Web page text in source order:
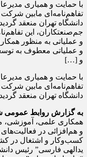
با حمایت و همیاری
تفاهم‌نامه‌ای مابین
دانشگاه تهران منعقد
جم‌صنعتکاران، این
و عملیاتی به منظور
و عملیاتی معطوف به
و […]
با حمایت و همیاری
تفاهم‌نامه‌ای مابین
دانشگاه تهران منعقد
به گزارش روابط عمومی
همکاری علمی، آموزشی،
و هم‌افزائی در
کسب‌وکار و اشتغال در
یدالهی فارسی” رئیس